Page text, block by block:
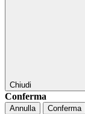
Chiudi
Conferma
Annulla Conferma